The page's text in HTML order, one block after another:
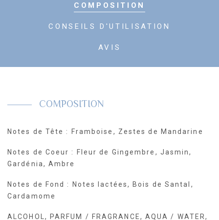
COMPOSITION
CONSEILS D'UTILISATION
AVIS
COMPOSITION
Notes de Tête : Framboise, Zestes de Mandarine
Notes de Coeur : Fleur de Gingembre, Jasmin,
Gardénia, Ambre
Notes de Fond : Notes lactées, Bois de Santal,
Cardamome
ALCOHOL, PARFUM / FRAGRANCE, AQUA / WATER,